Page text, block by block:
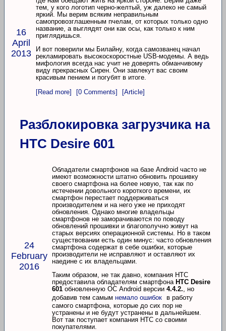
16
April
2013
тем, у кого логотип черно-желтый, уж далеко не самый
яркий. Мы верим всяким неправильным
самопровозглашенным пчелам, от которых только одно
название, а выглядят они как осы, как только к ним
приглядишься.
И вот поверили мы Билайну, когда самозванец начал
рекламировать высокоскоростные USB-модемы. А ведь
мифология всегда нас учит не доверять обманчивому
виду прекрасных Сирен. Они завлекут вас своим
красивым пением и погубят в итоге.
[Read more]
[0 Comments] [Article]
Разблокировка загрузчика на
HTC Desire 601
24
February
2016
Обладатели смартфонов на базе Android часто не
имеют возможности штатно обновить прошивку
своего смартфона на более новую, так как по
истечении довольного короткого времени, их
смартфон перестает поддерживаться
производителем и на него уже не приходят
обновления. Однако многие владельцы
смартфонов не заморачиваются по поводу
обновлений прошивки и благополучно живут на
старых версиях операционной системы. Но в таком
существовании есть один минус: часто обновления
смартфона содержат в себе ошибки, которые
производители не исправляют и оставляют их
наедине с их владельцами.
Таким образом, не так давно, компания HTC
предоставила обладателям смартфона HTC Desire
601 обновленную ОС Android версии 4.4.2. , но
добавив тем самым немало ошибок в работу
самого смартфона, которые до сих пор не
устранены и не будут устранены в дальнейшем.
Вот так поступает компания HTC со своими
покупателями.